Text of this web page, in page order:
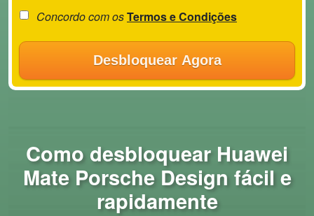
Concordo com osTermos e Condições
Desbloquear Agora
Como desbloquear Huawei
Mate Porsche Design fácil e
rapidamente